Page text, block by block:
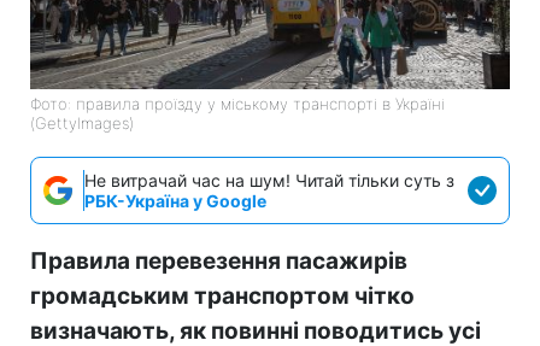
Фото: правила проїзду у міському транспорті в Україні
(GettyImages)
Не витрачай час на шум! Читай тільки суть з
РБК-Україна у Google
Правила перевезення пасажирів
громадським транспортом чітко
визначають, як повинні поводитись усі